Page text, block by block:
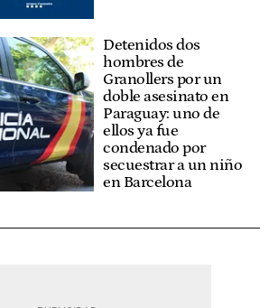
Detenidos dos
hombres de
Granollers por un
doble asesinato en
Paraguay: uno de
ellos ya fue
condenado por
secuestrar a un niño
en Barcelona